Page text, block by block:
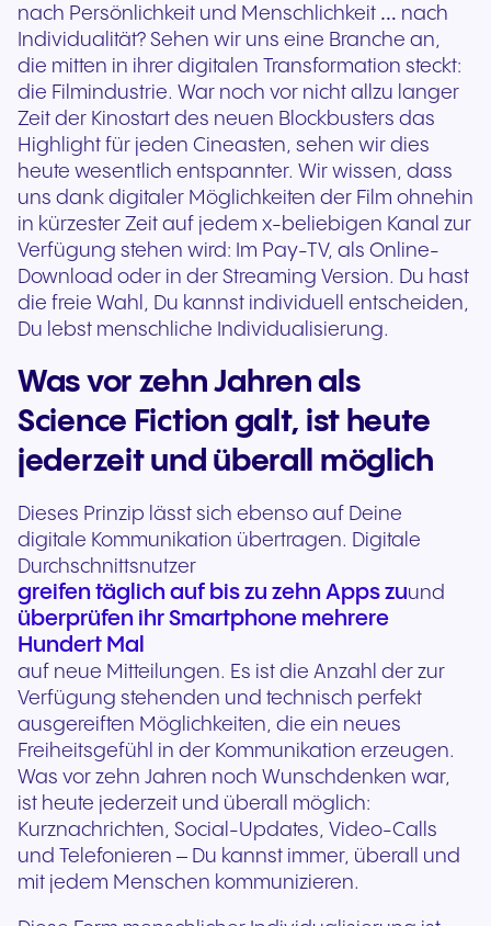
nach Persönlichkeit und Menschlichkeit … nach
Individualität? Sehen wir uns eine Branche an,
die mitten in ihrer digitalen Transformation steckt:
die Filmindustrie. War noch vor nicht allzu langer
Zeit der Kinostart des neuen Blockbusters das
Highlight für jeden Cineasten, sehen wir dies
heute wesentlich entspannter. Wir wissen, dass
uns dank digitaler Möglichkeiten der Film ohnehin
in kürzester Zeit auf jedem x-beliebigen Kanal zur
Verfügung stehen wird: Im Pay-TV, als Online-
Download oder in der Streaming Version. Du hast
die freie Wahl, Du kannst individuell entscheiden,
Du lebst menschliche Individualisierung.
Was vor zehn Jahren als
Science Fiction galt, ist heute
jederzeit und überall möglich
Dieses Prinzip lässt sich ebenso auf Deine
digitale Kommunikation übertragen. Digitale
Durchschnittsnutzer
greifen täglich auf bis zu zehn Apps zuund
überprüfen ihr Smartphone mehrere
Hundert Mal
auf neue Mitteilungen. Es ist die Anzahl der zur
Verfügung stehenden und technisch perfekt
ausgereiften Möglichkeiten, die ein neues
Freiheitsgefühl in der Kommunikation erzeugen.
Was vor zehn Jahren noch Wunschdenken war,
ist heute jederzeit und überall möglich:
Kurznachrichten, Social-Updates, Video-Calls
und Telefonieren – Du kannst immer, überall und
mit jedem Menschen kommunizieren.